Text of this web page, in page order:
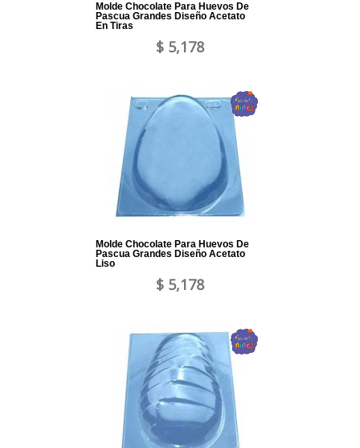
Molde Chocolate Para Huevos De
Pascua Grandes Diseño Acetato
En Tiras
$ 5,178
Molde Chocolate Para Huevos De
Pascua Grandes Diseño Acetato
Liso
$ 5,178